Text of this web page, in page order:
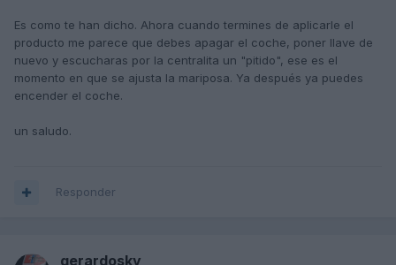
Es como te han dicho. Ahora cuando termines de aplicarle el
producto me parece que debes apagar el coche, poner llave de
nuevo y escucharas por la centralita un "pitido", ese es el
momento en que se ajusta la mariposa. Ya después ya puedes
encender el coche.
un saludo.
Responder
gerardosky